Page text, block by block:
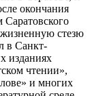
окончания
стезю
в Санкт-
изданиях
чтении»,
и многих